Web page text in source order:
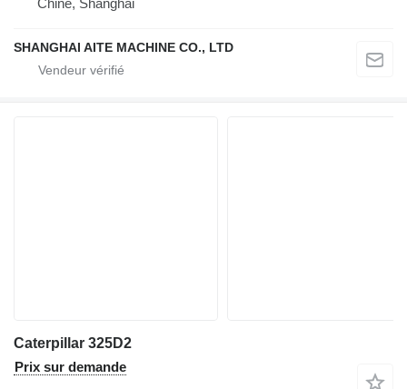
SHANGHAI AITE MACHINE CO., LTD
Caterpillar 325D2
Prix sur demande